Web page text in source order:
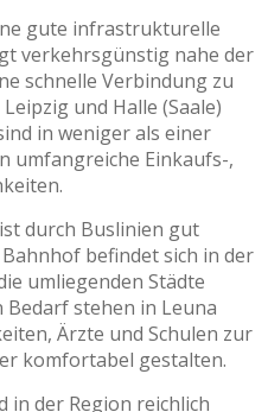
gute infrastrukturelle
verkehrsgünstig nahe der
schnelle Verbindung zu
und Halle (Saale)
in weniger als einer
umfangreiche Einkaufs-,
durch Buslinien gut
befindet sich in der
umliegenden Städte
stehen in Leuna
Ärzte und Schulen zur
komfortabel gestalten.
in der Region reichlich